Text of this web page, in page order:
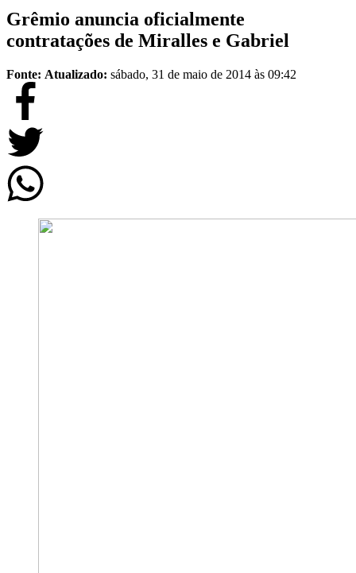
Grêmio anuncia oficialmente
contratações de Miralles e Gabriel
Fonte: Atualizado: sábado, 31 de maio de 2014 às 09:42